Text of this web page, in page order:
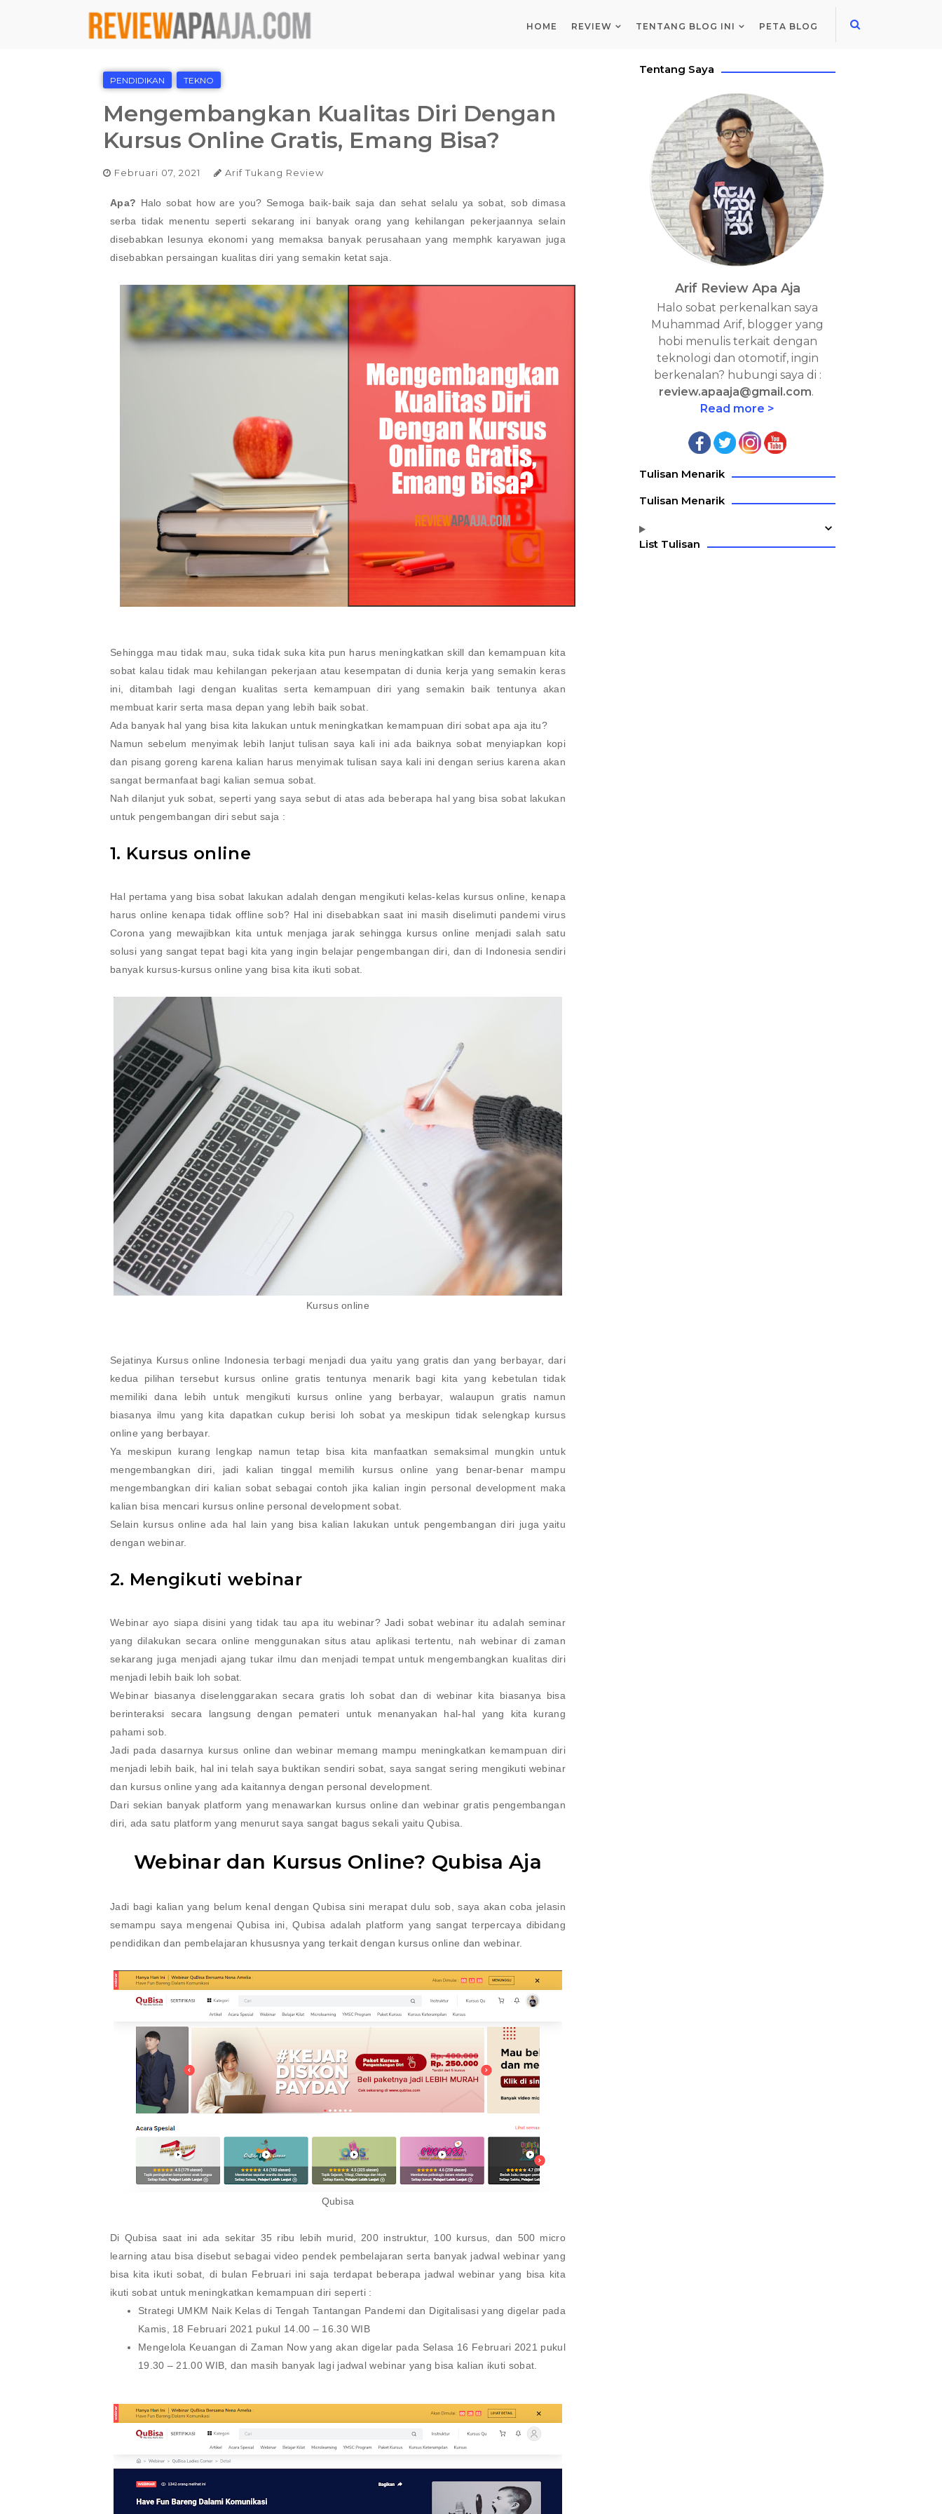
HOME REVIEW TENTANG BLOG INI PETA BLOG
PENDIDIKAN TEKNO
Mengembangkan Kualitas Diri Dengan
Kursus Online Gratis, Emang Bisa?
Februari 07, 2021 Arif Tukang Review
Apa? Halo sobat how are you? Semoga baik-baik saja dan sehat selalu ya sobat, sob dimasa
serba tidak menentu seperti sekarang ini banyak orang yang kehilangan pekerjaannya selain
disebabkan lesunya ekonomi yang memaksa banyak perusahaan yang memphk karyawan juga
disebabkan persaingan kualitas diri yang semakin ketat saja.
Sehingga mau tidak mau, suka tidak suka kita pun harus meningkatkan skill dan kemampuan kita
sobat kalau tidak mau kehilangan pekerjaan atau kesempatan di dunia kerja yang semakin keras
ini, ditambah lagi dengan kualitas serta kemampuan diri yang semakin baik tentunya akan
membuat karir serta masa depan yang lebih baik sobat.
Ada banyak hal yang bisa kita lakukan untuk meningkatkan kemampuan diri sobat apa aja itu?
Namun sebelum menyimak lebih lanjut tulisan saya kali ini ada baiknya sobat menyiapkan kopi
dan pisang goreng karena kalian harus menyimak tulisan saya kali ini dengan serius karena akan
sangat bermanfaat bagi kalian semua sobat.
Nah dilanjut yuk sobat, seperti yang saya sebut di atas ada beberapa hal yang bisa sobat lakukan
untuk pengembangan diri sebut saja :
1. Kursus online
Hal pertama yang bisa sobat lakukan adalah dengan mengikuti kelas-kelas kursus online, kenapa
harus online kenapa tidak offline sob? Hal ini disebabkan saat ini masih diselimuti pandemi virus
Corona yang mewajibkan kita untuk menjaga jarak sehingga kursus online menjadi salah satu
solusi yang sangat tepat bagi kita yang ingin belajar pengembangan diri, dan di Indonesia sendiri
banyak kursus-kursus online yang bisa kita ikuti sobat.
Kursus online
Sejatinya Kursus online Indonesia terbagi menjadi dua yaitu yang gratis dan yang berbayar, dari
kedua pilihan tersebut kursus online gratis tentunya menarik bagi kita yang kebetulan tidak
memiliki dana lebih untuk mengikuti kursus online yang berbayar, walaupun gratis namun
biasanya ilmu yang kita dapatkan cukup berisi loh sobat ya meskipun tidak selengkap kursus
online yang berbayar.
Ya meskipun kurang lengkap namun tetap bisa kita manfaatkan semaksimal mungkin untuk
mengembangkan diri, jadi kalian tinggal memilih kursus online yang benar-benar mampu
mengembangkan diri kalian sobat sebagai contoh jika kalian ingin personal development maka
kalian bisa mencari kursus online personal development sobat.
Selain kursus online ada hal lain yang bisa kalian lakukan untuk pengembangan diri juga yaitu
dengan webinar.
2. Mengikuti webinar
Webinar ayo siapa disini yang tidak tau apa itu webinar? Jadi sobat webinar itu adalah seminar
yang dilakukan secara online menggunakan situs atau aplikasi tertentu, nah webinar di zaman
sekarang juga menjadi ajang tukar ilmu dan menjadi tempat untuk mengembangkan kualitas diri
menjadi lebih baik loh sobat.
Webinar biasanya diselenggarakan secara gratis loh sobat dan di webinar kita biasanya bisa
berinteraksi secara langsung dengan pemateri untuk menanyakan hal-hal yang kita kurang
pahami sob.
Jadi pada dasarnya kursus online dan webinar memang mampu meningkatkan kemampuan diri
menjadi lebih baik, hal ini telah saya buktikan sendiri sobat, saya sangat sering mengikuti webinar
dan kursus online yang ada kaitannya dengan personal development.
Dari sekian banyak platform yang menawarkan kursus online dan webinar gratis pengembangan
diri, ada satu platform yang menurut saya sangat bagus sekali yaitu Qubisa.
Webinar dan Kursus Online? Qubisa Aja
Jadi bagi kalian yang belum kenal dengan Qubisa sini merapat dulu sob, saya akan coba jelasin
semampu saya mengenai Qubisa ini, Qubisa adalah platform yang sangat terpercaya dibidang
pendidikan dan pembelajaran khususnya yang terkait dengan kursus online dan webinar.
Qubisa
Di Qubisa saat ini ada sekitar 35 ribu lebih murid, 200 instruktur, 100 kursus, dan 500 micro
learning atau bisa disebut sebagai video pendek pembelajaran serta banyak jadwal webinar yang
bisa kita ikuti sobat, di bulan Februari ini saja terdapat beberapa jadwal webinar yang bisa kita
ikuti sobat untuk meningkatkan kemampuan diri seperti :
Strategi UMKM Naik Kelas di Tengah Tantangan Pandemi dan Digitalisasi yang digelar pada
Kamis, 18 Februari 2021 pukul 14.00 – 16.30 WIB
Mengelola Keuangan di Zaman Now yang akan digelar pada Selasa 16 Februari 2021 pukul
19.30 – 21.00 WIB, dan masih banyak lagi jadwal webinar yang bisa kalian ikuti sobat.
Tentang Saya
Arif Review Apa Aja
Halo sobat perkenalkan saya
Muhammad Arif, blogger yang
hobi menulis terkait dengan
teknologi dan otomotif, ingin
berkenalan? hubungi saya di :
review.apaaja@gmail.com.
Read more >
Tulisan Menarik
Tulisan Menarik
List Tulisan